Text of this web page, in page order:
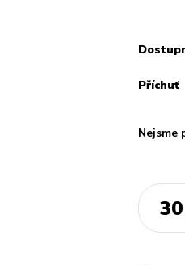
Příchuť
Nejsme